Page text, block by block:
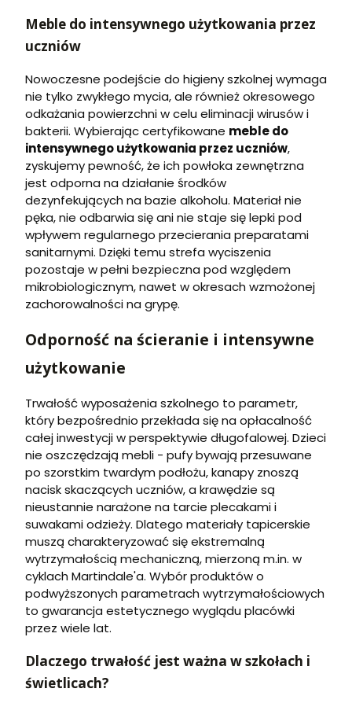
Meble do intensywnego użytkowania przez
uczniów
Nowoczesne podejście do higieny szkolnej wymaga
nie tylko zwykłego mycia, ale również okresowego
odkażania powierzchni w celu eliminacji wirusów i
bakterii. Wybierając certyfikowane meble do
intensywnego użytkowania przez uczniów,
zyskujemy pewność, że ich powłoka zewnętrzna
jest odporna na działanie środków
dezynfekujących na bazie alkoholu. Materiał nie
pęka, nie odbarwia się ani nie staje się lepki pod
wpływem regularnego przecierania preparatami
sanitarnymi. Dzięki temu strefa wyciszenia
pozostaje w pełni bezpieczna pod względem
mikrobiologicznym, nawet w okresach wzmożonej
zachorowalności na grypę.
Odporność na ścieranie i intensywne
użytkowanie
Trwałość wyposażenia szkolnego to parametr,
który bezpośrednio przekłada się na opłacalność
całej inwestycji w perspektywie długofalowej. Dzieci
nie oszczędzają mebli - pufy bywają przesuwane
po szorstkim twardym podłożu, kanapy znoszą
nacisk skaczących uczniów, a krawędzie są
nieustannie narażone na tarcie plecakami i
suwakami odzieży. Dlatego materiały tapicerskie
muszą charakteryzować się ekstremalną
wytrzymałością mechaniczną, mierzoną m.in. w
cyklach Martindale'a. Wybór produktów o
podwyższonych parametrach wytrzymałościowych
to gwarancja estetycznego wyglądu placówki
przez wiele lat.
Dlaczego trwałość jest ważna w szkołach i
świetlicach?